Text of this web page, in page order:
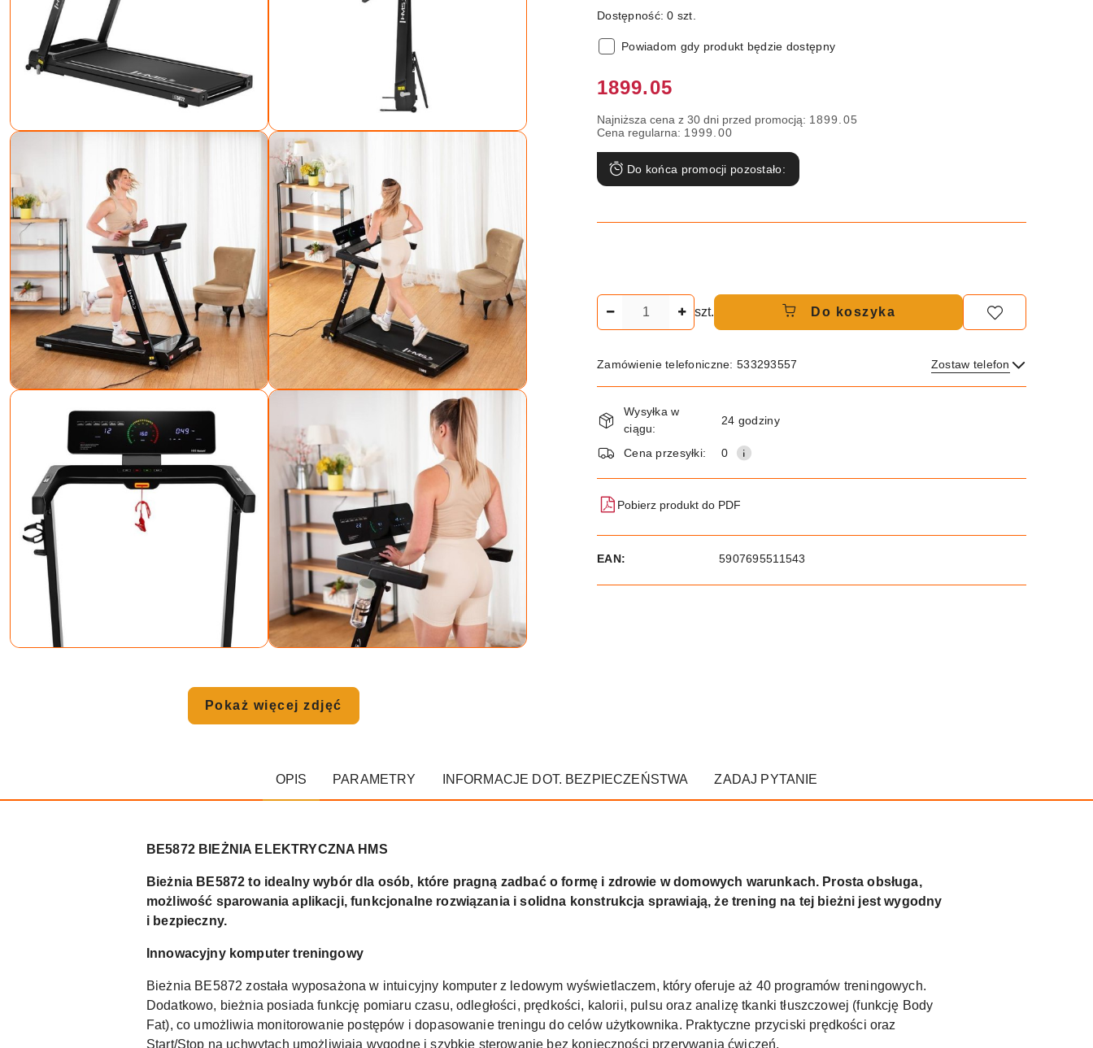
Pokaż więcej zdjęć
Dostępność:0 szt.
Powiadom gdy produkt będzie dostępny
Cena:
1899.05
Najniższa cena z 30 dni przed promocją: 1899.05
Cena regularna: 1999.00
Do końca promocji pozostało:
szt. Do koszyka
Zamówienie telefoniczne: 533293557 Zostaw telefon
Wyślij
Dostępność
i
dostawa
Wysyłka w
ciągu:
24 godziny
Cena przesyłki: 0
Pobierz produkt do PDF
EAN: 5907695511543
OPIS PARAMETRY INFORMACJE DOT. BEZPIECZEŃSTWA ZADAJ PYTANIE
BE5872 BIEŻNIA ELEKTRYCZNA HMS
Bieżnia BE5872 to idealny wybór dla osób, które pragną zadbać o formę i zdrowie w domowych warunkach. Prosta obsługa,
możliwość sparowania aplikacji, funkcjonalne rozwiązania i solidna konstrukcja sprawiają, że trening na tej bieżni jest wygodny
i bezpieczny.
Innowacyjny komputer treningowy
Bieżnia BE5872 została wyposażona w intuicyjny komputer z ledowym wyświetlaczem, który oferuje aż 40 programów treningowych.
Dodatkowo, bieżnia posiada funkcję pomiaru czasu, odległości, prędkości, kalorii, pulsu oraz analizę tkanki tłuszczowej (funkcję Body
Fat), co umożliwia monitorowanie postępów i dopasowanie treningu do celów użytkownika. Praktyczne przyciski prędkości oraz
Start/Stop na uchwytach umożliwiają wygodne i szybkie sterowanie bez konieczności przerywania ćwiczeń.